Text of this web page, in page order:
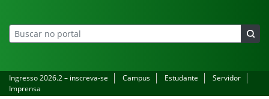
Ingresso 2026.2 – inscreva-se Campus Estudante
Servidor
Imprensa